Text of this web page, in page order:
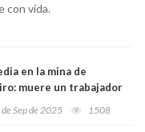
con vida.
en la mina de
muere un trabajador
por un desnivel de
de Sep de 2025 1508